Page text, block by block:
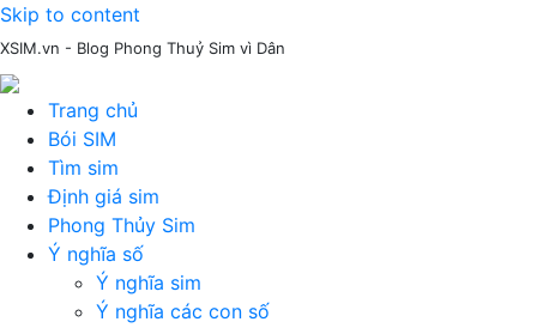
Skip to content
XSIM.vn - Blog Phong Thuỷ Sim vì Dân
Trang chủ
Bói SIM
Tìm sim
Định giá sim
Phong Thủy Sim
Ý nghĩa số
Ý nghĩa sim
Ý nghĩa các con số